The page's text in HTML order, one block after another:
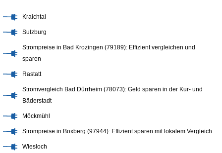
Kraichtal
Sulzburg
Strompreise in Bad Krozingen (79189): Effizient vergleichen und
sparen
Rastatt
Stromvergleich Bad Dürrheim (78073): Geld sparen in der Kur- und
Bäderstadt
Möckmühl
Strompreise in Boxberg (97944): Effizient sparen mit lokalem Vergleich
Wiesloch